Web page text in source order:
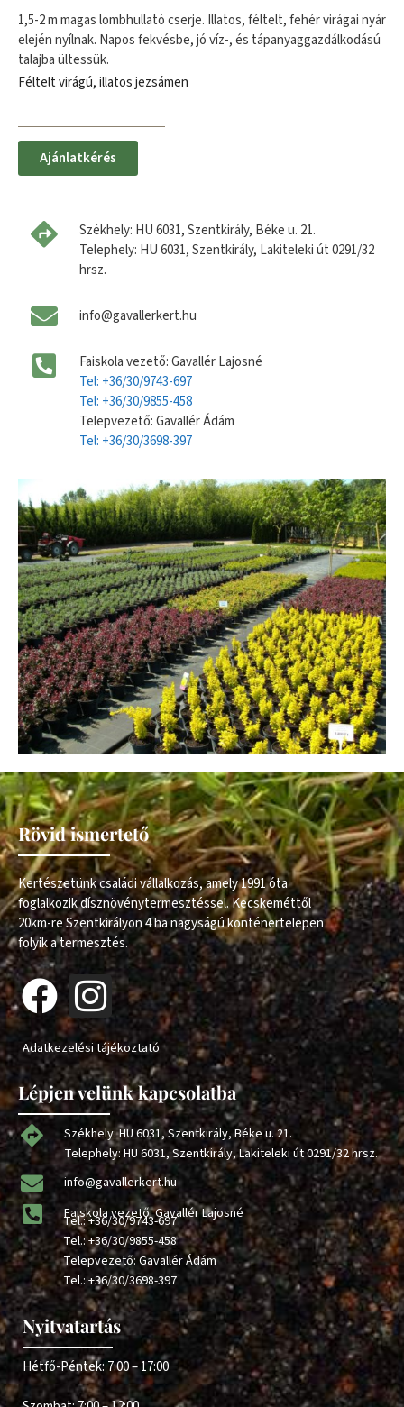
1,5-2 m magas lombhullató cserje. Illatos, féltelt, fehér virágai nyár
elején nyílnak. Napos fekvésbe, jó víz-, és tápanyaggazdálkodású
talajba ültessük.
Féltelt virágú, illatos jezsámen
Ajánlatkérés
Székhely: HU 6031, Szentkirály, Béke u. 21.
Telephely: HU 6031, Szentkirály, Lakiteleki út 0291/32
hrsz.
info@gavallerkert.hu
Faiskola vezető: Gavallér Lajosné
Tel: +36/30/9743-697
Tel: +36/30/9855-458
Telepvezető: Gavallér Ádám
Tel: +36/30/3698-397
Rövid ismertető
Kertészetünk családi vállalkozás, amely 1991 óta
foglalkozik dísznövénytermesztéssel. Kecskeméttől
20km-re Szentkirályon 4 ha nagyságú konténertelepen
folyik a termesztés.
Adatkezelési tájékoztató
Lépjen velünk kapcsolatba
Székhely: HU 6031, Szentkirály, Béke u. 21.
Telephely: HU 6031, Szentkirály, Lakiteleki út 0291/32 hrsz.
info@gavallerkert.hu
Faiskola vezető: Gavallér Lajosné
Tel.:+36/30/9743-697
Tel.:+36/30/9855-458
Telepvezető: Gavallér Ádám
Tel.:+36/30/3698-397
Nyitvatartás
Hétfő-Péntek: 7:00 – 17:00